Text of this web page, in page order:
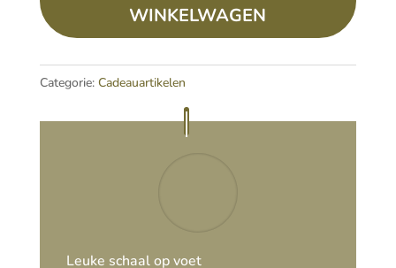
donker
aantal
WINKELWAGEN
Categorie: Cadeauartikelen
Leuke schaal op voet